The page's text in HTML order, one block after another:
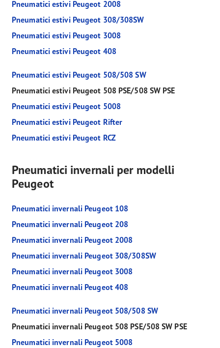
Pneumatici estivi Peugeot 2008
Pneumatici estivi Peugeot 308/308SW
Pneumatici estivi Peugeot 3008
Pneumatici estivi Peugeot 408
Pneumatici estivi Peugeot 508/508 SW
Pneumatici estivi Peugeot 508 PSE/508 SW PSE
Pneumatici estivi Peugeot 5008
Pneumatici estivi Peugeot Rifter
Pneumatici estivi Peugeot RCZ
Pneumatici invernali per modelli
Peugeot
Pneumatici invernali Peugeot 108
Pneumatici invernali Peugeot 208
Pneumatici invernali Peugeot 2008
Pneumatici invernali Peugeot 308/308SW
Pneumatici invernali Peugeot 3008
Pneumatici invernali Peugeot 408
Pneumatici invernali Peugeot 508/508 SW
Pneumatici invernali Peugeot 508 PSE/508 SW PSE
Pneumatici invernali Peugeot 5008